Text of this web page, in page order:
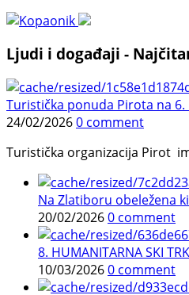
Ljudi i događaji -
Turistička ponuda Pirota na 6.
24/02/20260 comment
Turistička organizacija Pirot
Na Zlatiboru obeležena
20/02/20260 comment
8. HUMANITARNA SKI
10/03/20260 comment